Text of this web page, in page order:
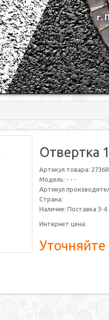
г.
Отвертка
Артикул товара: 27368
Модель: - - -
Артикул
Страна:
Наличие: Поставка 3-4
Интернет цена:
Уточняйте